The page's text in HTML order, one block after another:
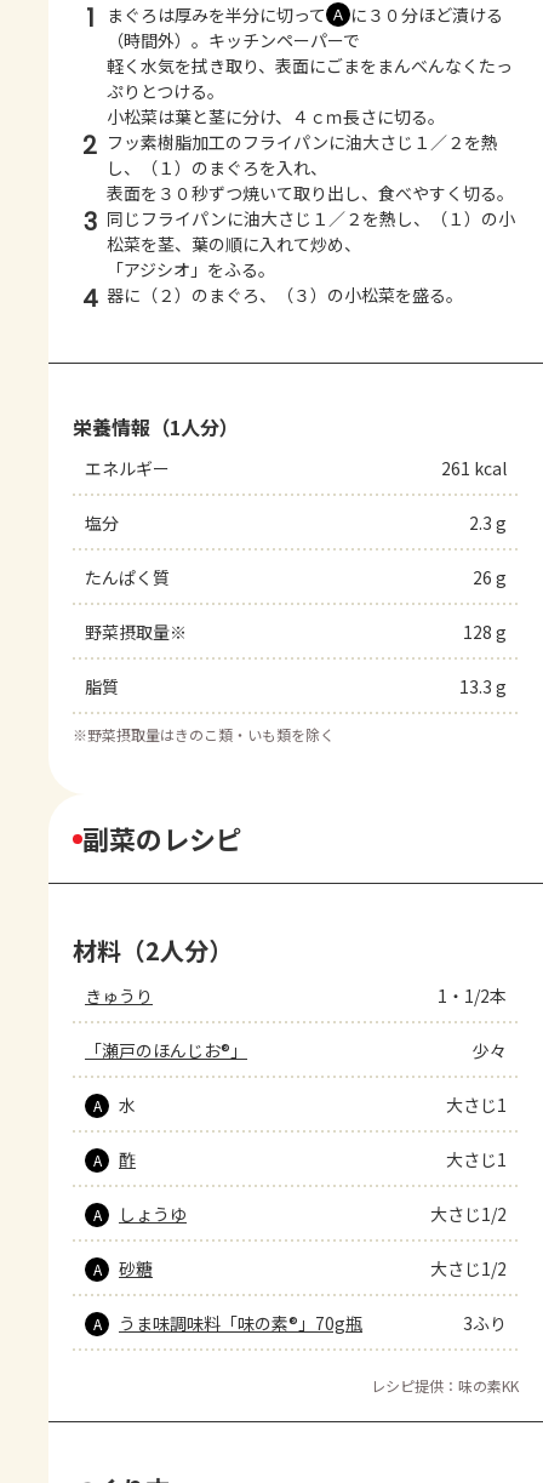
1 まぐろは厚みを半分に切って Ａ に３０分ほど漬ける
（時間外）。キッチンペーパーで
軽く水気を拭き取り、表面にごまをまんべんなくたっ
ぷりとつける。
小松菜は葉と茎に分け、４ｃｍ長さに切る。
2 フッ素樹脂加工のフライパンに油大さじ１／２を熱
し、（１）のまぐろを入れ、
表面を３０秒ずつ焼いて取り出し、食べやすく切る。
3 同じフライパンに油大さじ１／２を熱し、（１）の小
松菜を茎、葉の順に入れて炒め、
「アジシオ」をふる。
4 器に（２）のまぐろ、（３）の小松菜を盛る。
栄養情報（1人分）
エネルギー 261 kcal
塩分 2.3 g
たんぱく質 26 g
野菜摂取量※ 128 g
脂質 13.3 g
※野菜摂取量はきのこ類・いも類を除く
副菜のレシピ
材料（2人分）
きゅうり 1・1/2本
「瀬戸のほんじお®」 少々
A 水 大さじ1
A 酢 大さじ1
A しょうゆ 大さじ1/2
A 砂糖 大さじ1/2
A うま味調味料「味の素®」70g瓶 3ふり
レシピ提供：味の素KK